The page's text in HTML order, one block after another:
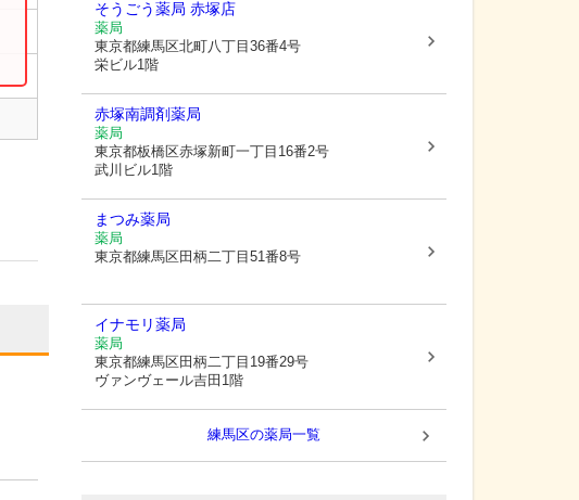
そうごう薬局 赤塚店
薬局
東京都練馬区北町八丁目36番4号
栄ビル1階
赤塚南調剤薬局
薬局
東京都板橋区赤塚新町一丁目16番2号
武川ビル1階
まつみ薬局
薬局
東京都練馬区田柄二丁目51番8号
イナモリ薬局
薬局
東京都練馬区田柄二丁目19番29号
ヴァンヴェール吉田1階
練馬区の薬局一覧